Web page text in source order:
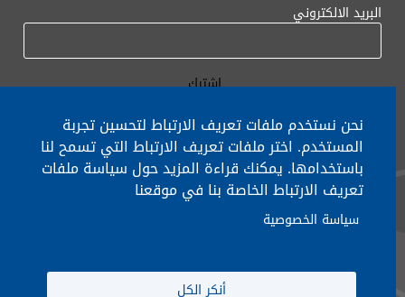
البريد الالكتروني
لأي إستفسار الإتصال على: ٠١/٧٧٢٠٠٠
نحن نستخدم ملفات تعريف الارتباط لتحسين تجربة
المستخدم. اختر ملفات تعريف الارتباط التي تسمح لنا
باستخدامها. يمكنك قراءة المزيد حول سياسة ملفات
تعريف الارتباط الخاصة بنا في موقعنا
سياسة الخصوصية
أنكر الكل